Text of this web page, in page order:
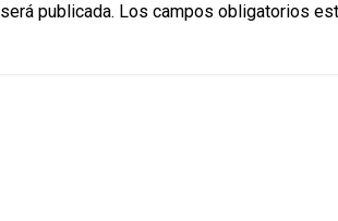
publicada. Los campos obligatorios